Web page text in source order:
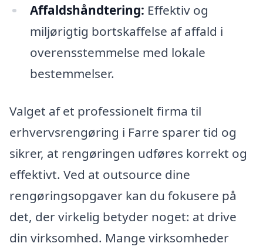
Affaldshåndtering: Effektiv og
miljørigtig bortskaffelse af affald i
overensstemmelse med lokale
bestemmelser.
Valget af et professionelt firma til
erhvervsrengøring i Farre sparer tid og
sikrer, at rengøringen udføres korrekt og
effektivt. Ved at outsource dine
rengøringsopgaver kan du fokusere på
det, der virkelig betyder noget: at drive
din virksomhed. Mange virksomheder